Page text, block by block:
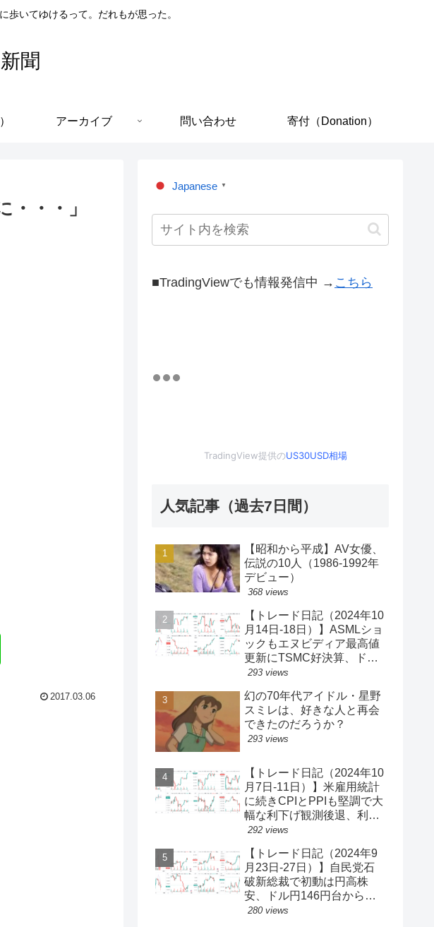
歩いてゆけるって。だれもが思った。
聞
アーカイブ 問い合わせ 寄付（Donation）
・・」
2017.03.06
Japanese ▼
■TradingViewでも情報発信中 → こちら
TradingView提供のUS30USD相場
人気記事（過去7日間）
【昭和から平成】AV女優、
伝説の10人（1986-1992年
デビュー）
368 views
【トレード日記（2024年10
月14日-18日）】ASMLショ
ックもエヌビディア最高値
更新にTSMC好決算、ドル
円一時150円台、円安株高
340】
293 views
幻の70年代アイドル・星野
スミレは、好きな人と再会
できたのだろうか？
293 views
【トレード日記（2024年10
月7日-11日）】米雇用統計
に続きCPIとPPIも堅調で大
幅な利下げ観測後退、利回
り上昇・ドル買い、ダウと
円149円台【ゆるゆる投機
339】
292 views
【トレード日記（2024年9
月23日-27日）】自民党石
破新総裁で初動は円高株
安、ドル円146円台から一
気に142円台へ【ゆるゆる
280 views